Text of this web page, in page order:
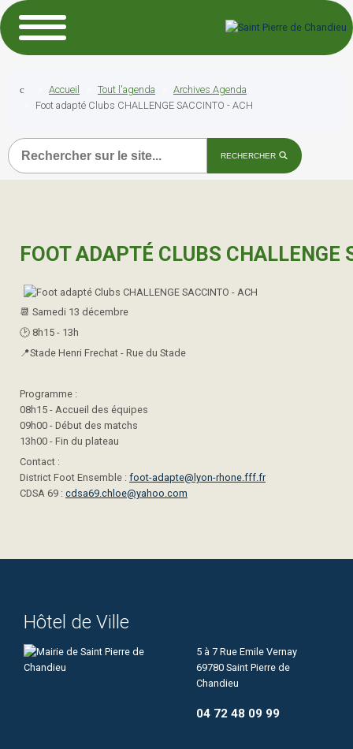
Accueil Tout l'agenda
Archives Agenda
Foot adapté Clubs CHALLENGE SACCINTO - ACH
Recherche
RECHERCHER
FOOT ADAPTÉ CLUBS CHALLENGE
📆​ Samedi 13 décembre
🕑​ 8h15 - 13h
📍Stade Henri Frechat - Rue du Stade
Programme :
08h15 - Accueil des équipes
09h00 - Début des matchs
13h00 - Fin du plateau
Contact :
District Foot Ensemble : foot-adapte@lyon-rhone.fff.fr
CDSA 69 : cdsa69.chloe@yahoo.com
Hôtel de Ville
5 à 7 Rue Emile Vernay
69780 Saint Pierre de
Chandieu
04 72 48 09 99